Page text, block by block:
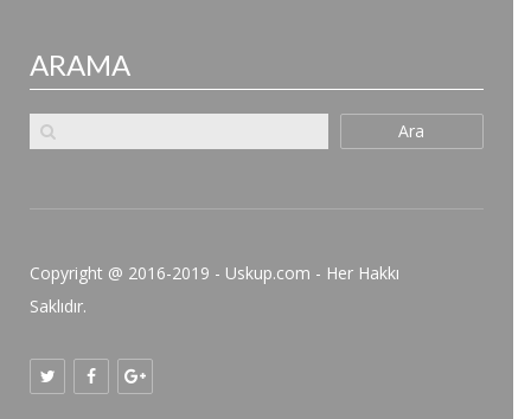
ARAMA
Ara
Copyright @ 2016-2019 - Uskup.com - Her Hakkı
Saklıdır.